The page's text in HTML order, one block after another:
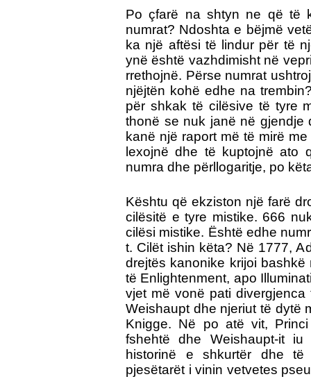
Po çfarë na shtyn ne që të
numrat? Ndoshta e bëjmë
ka një aftësi të lindur për të
ynë është vazhdimisht në
rrethojnë. Përse numrat
njëjtën kohë edhe na
për shkak të cilësive të tyre
thonë se nuk janë në gjendje
kanë një raport më të mirë
lexojnë dhe të kuptojnë ato
numra dhe përllogaritje, po
Kështu që ekziston një farë
cilësitë e tyre mistike. 666
cilësi mistike. Është edhe
t. Cilët ishin këta? Në 1777,
drejtës kanonike krijoi
të Enlightenment, apo
vjet më vonë pati
Weishaupt dhe njeriut të dytë
Knigge. Në po atë vit,
fshehtë dhe Weishaupt-it
historinë e shkurtër dhe
pjesëtarët i vinin vetvetes